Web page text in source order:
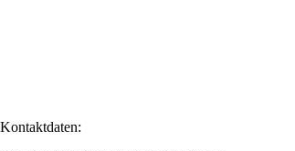
Kontaktdaten: